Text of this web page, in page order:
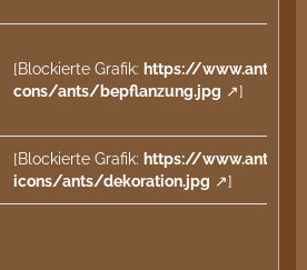
[Blockierte Grafik: https://
cons/ants/bepflanzung.jpg
]
[Blockierte Grafik: https://
icons/ants/dekoration.jpg
]